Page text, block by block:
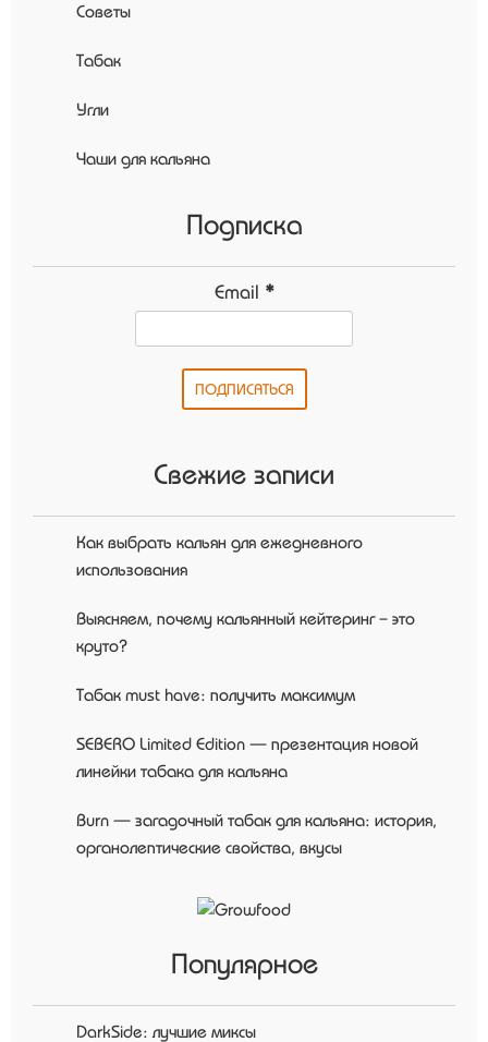
Советы
Табак
Угли
Чаши для кальяна
Подписка
Email *
Свежие записи
Как выбрать кальян для ежедневного
использования
Выясняем, почему кальянный кейтеринг – это
круто?
Табак must have: получить максимум
SEBERO Limited Edition — презентация новой
линейки табака для кальяна
Burn — загадочный табак для кальяна: история,
органолептические свойства, вкусы
Популярное
DarkSide: лучшие миксы